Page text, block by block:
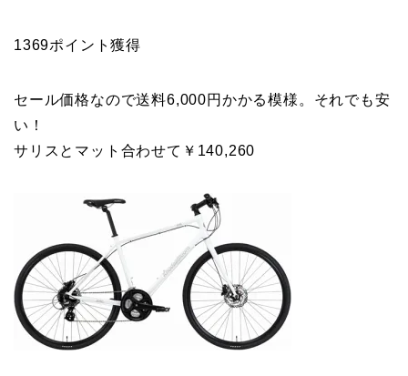
1369ポイント獲得
セール価格なので送料6,000円かかる模様。それでも安
い！
サリスとマット合わせて￥140,260